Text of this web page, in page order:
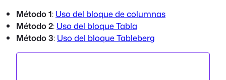
Método 1: Uso del bloque de columnas
Método 2: Uso del bloque Tabla
Método 3: Uso del bloque Tableberg